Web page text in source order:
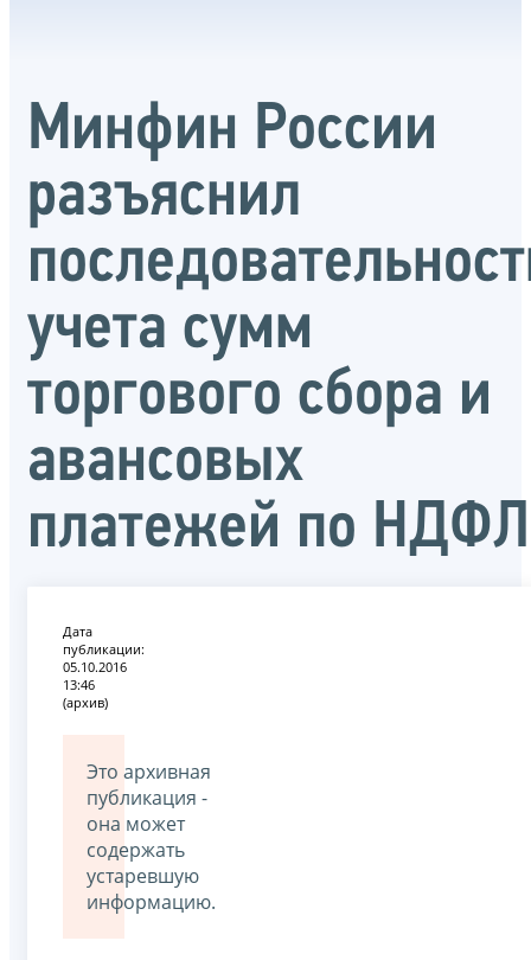
Минфин России
разъяснил
учета сумм
торгового сбора и
авансовых
платежей по НДФЛ
Дата
публикации:
05.10.2016
13:46
(архив)
Это архивная
публикация -
она может
содержать
устаревшую
информацию.